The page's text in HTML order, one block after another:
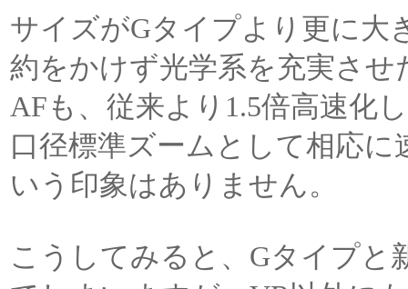
サイズがGタイプより更に大
約をかけず光学系を充実さ
AFも、従来より1.5倍高速化
口径標準ズームとして相応
いう印象はありません。
こうしてみると、Gタイプと